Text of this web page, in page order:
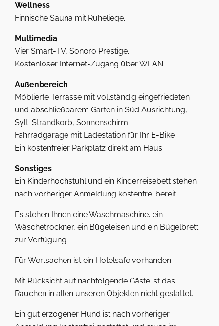
Wellness
Finnische Sauna mit Ruheliege.
Multimedia
Vier Smart-TV, Sonoro Prestige.
Kostenloser Internet-Zugang über WLAN.
Außenbereich
Möblierte Terrasse mit vollständig eingefriedeten
und abschließbarem Garten in Süd Ausrichtung,
Sylt-Strandkorb, Sonnenschirm.
Fahrradgarage mit Ladestation für Ihr E-Bike.
Ein kostenfreier Parkplatz direkt am Haus.
Sonstiges
Ein Kinderhochstuhl und ein Kinderreisebett stehen
nach vorheriger Anmeldung kostenfrei bereit.
Es stehen Ihnen eine Waschmaschine, ein
Wäschetrockner, ein Bügeleisen und ein Bügelbrett
zur Verfügung.
Für Wertsachen ist ein Hotelsafe vorhanden.
Mit Rücksicht auf nachfolgende Gäste ist das
Rauchen in allen unseren Objekten nicht gestattet.
Ein gut erzogener Hund ist nach vorheriger